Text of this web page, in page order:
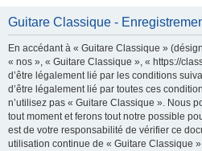
Guitare Classique -
En accédant à « Guitare Classique »
« nos », « Guitare Classique », « https://
d’être légalement lié par les conditions
d’être légalement lié par toutes ces
n’utilisez pas « Guitare Classique ». Nous
tout moment et ferons tout notre possible
est de votre responsabilité de vérifier ce
utilisation continue de « Guitare Classique